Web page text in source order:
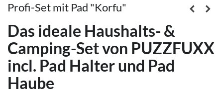
Profi-Set mit Pad "Korfu"
Das ideale Haushalts- &
Camping-Set von PUZZFUXX
incl. Pad Halter und Pad
Haube